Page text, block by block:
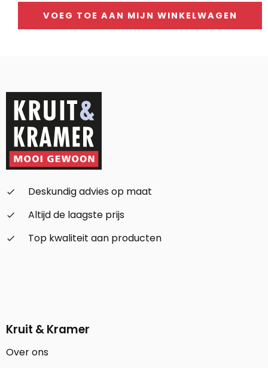
VOEG TOE AAN MIJN WINKELWAGEN
check_small
Deskundig advies op maat
check_small
Altijd de laagste prijs
check_small
Top kwaliteit aan producten
Kruit & Kramer
Over ons